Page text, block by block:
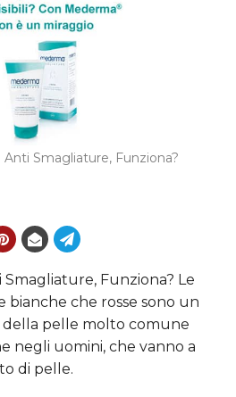
Smagliature, Funziona?
Funziona? Le
bianche che rosse sono un
della pelle molto comune
negli uomini, che vanno a
di pelle.